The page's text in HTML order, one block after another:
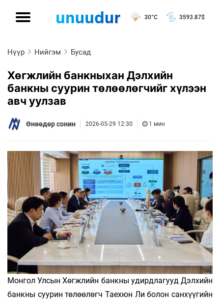
30°C 3593.87$
Нүүр Нийгэм Бусад
Хөгжлийн банкныхан Дэлхийн
банкны суурин төлөөлөгчийг хүлээн
авч уулзав
Өнөөдөр сонин 2026-05-29 12:30 1 мин
Монгол Улсын Хөгжлийн банкны удирдлагууд Дэлхийн
банкны суурин төлөөлөгч Таехюн Ли болон санхүүгийн